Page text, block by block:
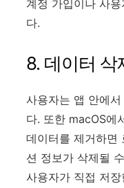
계정 가입이나 사
다.
8. 데이터 삭
사용자는 앱 안에
다. 또한 macOS에
데이터를 제거하면
션 정보가 삭제될
사용자가 직접 저